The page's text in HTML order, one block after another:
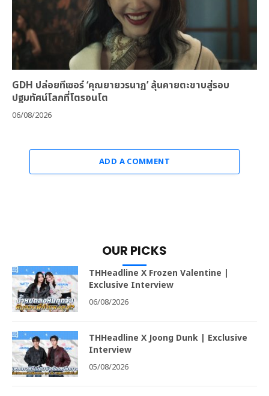
GDH ปล่อยทีเซอร์ ‘คุณยายวรนาฏ’ ลุ้นคายตะขาบสู่รอบ
ปฐมทัศน์โลกที่โตรอนโต
06/08/2026
ADD A COMMENT
OUR PICKS
THHeadline X Frozen Valentine |
Exclusive Interview
06/08/2026
THHeadline X Joong Dunk | Exclusive
Interview
05/08/2026